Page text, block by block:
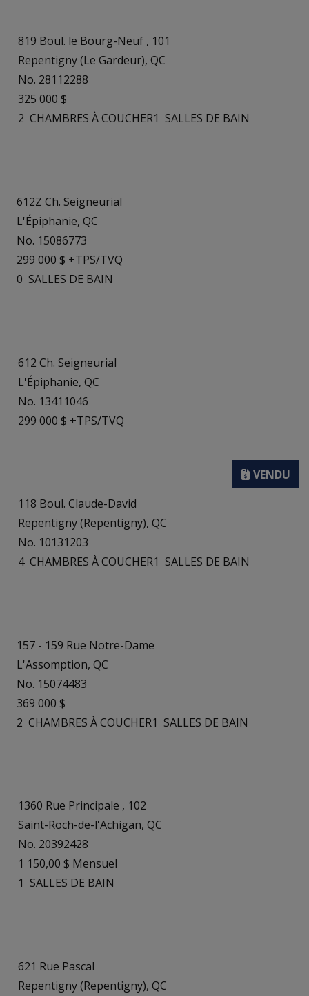
819 Boul. le Bourg-Neuf , 101
Repentigny (Le Gardeur), QC
No. 28112288
325 000 $
2 CHAMBRES À COUCHER1 SALLES DE BAIN
612Z Ch. Seigneurial
L'Épiphanie, QC
No. 15086773
299 000 $ +TPS/TVQ
0 SALLES DE BAIN
612 Ch. Seigneurial
L'Épiphanie, QC
No. 13411046
299 000 $ +TPS/TVQ
118 Boul. Claude-David
Repentigny (Repentigny), QC
No. 10131203
4 CHAMBRES À COUCHER1 SALLES DE BAIN
157 - 159 Rue Notre-Dame
L'Assomption, QC
No. 15074483
369 000 $
2 CHAMBRES À COUCHER1 SALLES DE BAIN
1360 Rue Principale , 102
Saint-Roch-de-l'Achigan, QC
No. 20392428
1 150,00 $ Mensuel
1 SALLES DE BAIN
621 Rue Pascal
Repentigny (Repentigny), QC